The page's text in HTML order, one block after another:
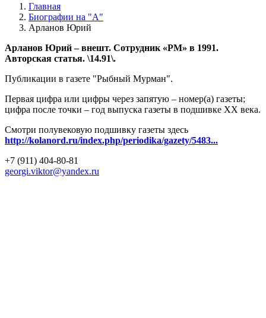
Главная
Биографии на "А"
Арланов Юрий
Арланов Юрий – внешт. Сотрудник «РМ» в 1991.
Авторская статья. \14.91\.
Публикации в газете "Рыбный Мурман".
Первая цифра или цифры через запятую – номер(а) газеты;
цифра после точки – год выпуска газеты в подшивке ХХ века.
Смотри полувековую подшивку газеты здесь
http://kolanord.ru/index.php/periodika/gazety/5483...
+7 (911) 404-80-81
georgi.viktor@yandex.ru